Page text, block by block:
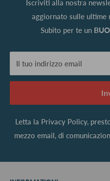
Iscriviti alla nostra
aggiornato sulle ultime
Subito per te un
Il tuo indirizzo email
Letta la Privacy Policy,
mezzo email, di